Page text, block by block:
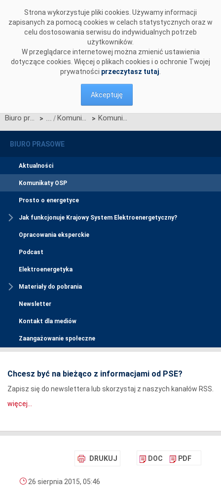
Strona wykorzystuje pliki cookies. Używamy informacji
zapisanych za pomocą cookies w celach statystycznych oraz w
celu dostosowania serwisu do indywidualnych potrzeb
użytkowników.
W przeglądarce internetowej można zmienić ustawienia
dotyczące cookies. Więcej o plikach cookies i o ochronie Twojej
prywatności przeczytasz tutaj
Akceptuję
Biuro prasowe > Komunikaty OSP > Komunikat dotyczący wprowadzenia stopni zasilania z dnia 26 sierpnia 2015 r. z godz. 7:55
BIURO PRASOWE
Aktualności
Komunikaty OSP
Prosto o energetyce
Jak funkcjonuje Krajowy System Elektroenergetyczny?
Opracowania eksperckie
Podcast
Elektroenergetyka
Materiały do pobrania
Newsletter
Kontakt dla mediów
Zaangażowanie społeczne
Chcesz być na bieżąco z informacjami od PSE?
Zapisz się do newslettera lub skorzystaj z naszych kanałów RSS.
więcej...
DRUKUJ DOC PDF
26 sierpnia 2015, 05:46